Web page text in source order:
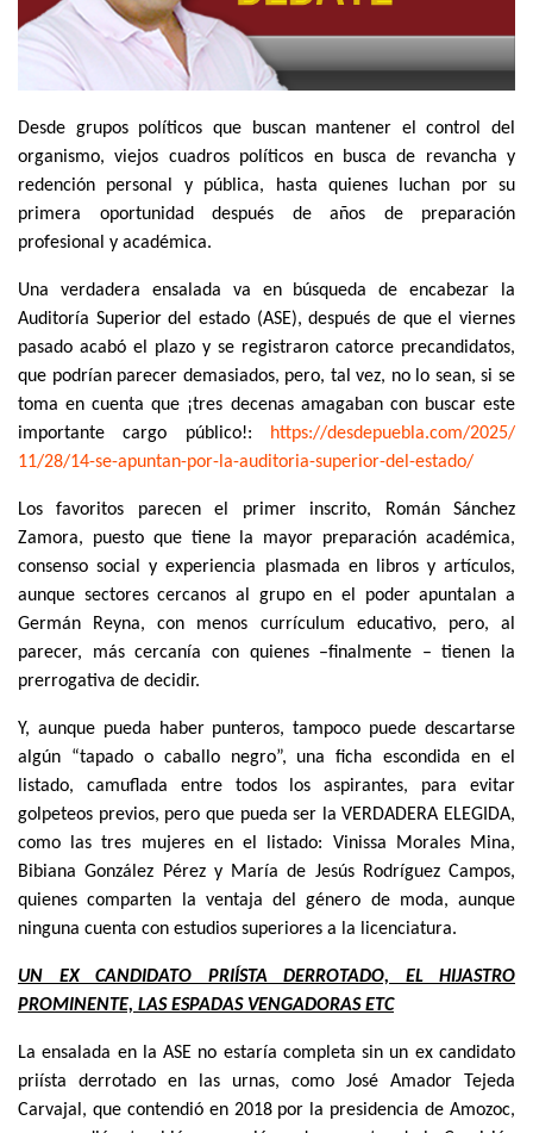
Desde grupos políticos que buscan mantener el control del
organismo, viejos cuadros políticos en busca de revancha y
redención personal y pública, hasta quienes luchan por su
primera oportunidad después de años de preparación
profesional y académica.
Una verdadera ensalada va en búsqueda de encabezar la
Auditoría Superior del estado (ASE), después de que el viernes
pasado acabó el plazo y se registraron catorce precandidatos,
que podrían parecer demasiados, pero, tal vez, no lo sean, si se
toma en cuenta que ¡tres decenas amagaban con buscar este
importante cargo público!: https://desdepuebla.com/2025/
11/28/14-se-apuntan-por-la-auditoria-superior-del-estado/
Los favoritos parecen el primer inscrito, Román Sánchez
Zamora, puesto que tiene la mayor preparación académica,
consenso social y experiencia plasmada en libros y artículos,
aunque sectores cercanos al grupo en el poder apuntalan a
Germán Reyna, con menos currículum educativo, pero, al
parecer, más cercanía con quienes –finalmente – tienen la
prerrogativa de decidir.
Y, aunque pueda haber punteros, tampoco puede descartarse
algún “tapado o caballo negro”, una ficha escondida en el
listado, camuflada entre todos los aspirantes, para evitar
golpeteos previos, pero que pueda ser la VERDADERA ELEGIDA,
como las tres mujeres en el listado: Vinissa Morales Mina,
Bibiana González Pérez y María de Jesús Rodríguez Campos,
quienes comparten la ventaja del género de moda, aunque
ninguna cuenta con estudios superiores a la licenciatura.
UN EX CANDIDATO PRIÍSTA DERROTADO, EL HIJASTRO
PROMINENTE, LAS ESPADAS VENGADORAS ETC
La ensalada en la ASE no estaría completa sin un ex candidato
priísta derrotado en las urnas, como José Amador Tejeda
Carvajal, que contendió en 2018 por la presidencia de Amozoc,